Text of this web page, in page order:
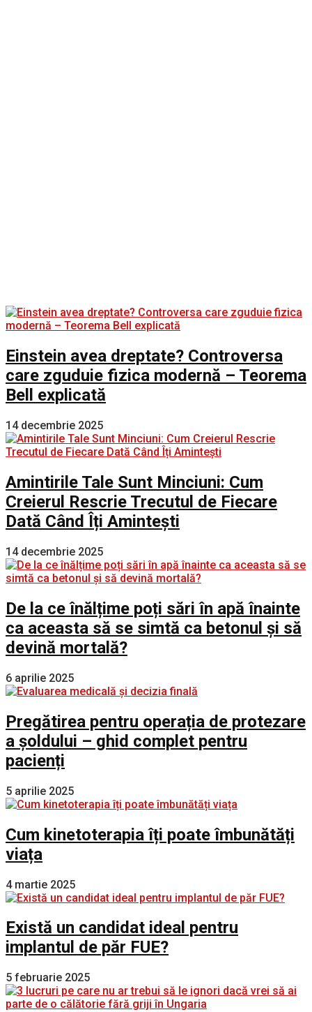
Einstein avea dreptate? Controversa
care zguduie fizica modernă – Teorema
Bell explicată
14 decembrie 2025
Amintirile Tale Sunt Minciuni: Cum
Creierul Rescrie Trecutul de Fiecare
Dată Când Îți Amintești
14 decembrie 2025
De la ce înălțime poți sări în apă înainte
ca aceasta să se simtă ca betonul și să
devină mortală?
6 aprilie 2025
Pregătirea pentru operația de protezare
a șoldului – ghid complet pentru
pacienți
5 aprilie 2025
Cum kinetoterapia îți poate îmbunătăți
viața
4 martie 2025
Există un candidat ideal pentru
implantul de păr FUE?
5 februarie 2025